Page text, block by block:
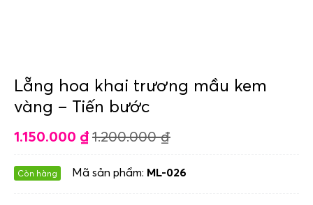
Lẵng hoa khai trương mầu kem
vàng – Tiến bước
1.150.000 ₫ 1.200.000₫
Còn hàng Mã sản phẩm: ML-026